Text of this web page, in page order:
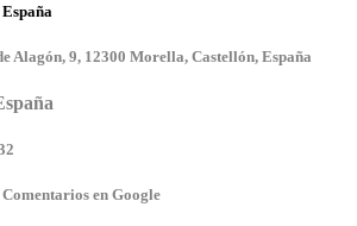
Alagón, 9, 12300 Morella, Castellón, España
Comentarios en Google